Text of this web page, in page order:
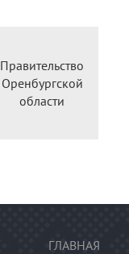
Правительство
Оренбургской
области
ГЛАВНАЯ